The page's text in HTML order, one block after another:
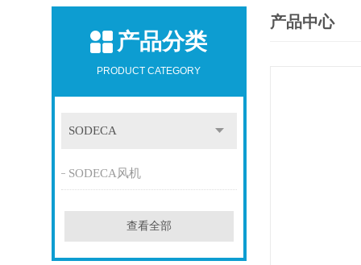
产品分类
PRODUCT CATEGORY
SODECA
SODECA风机
查看全部
产品中心